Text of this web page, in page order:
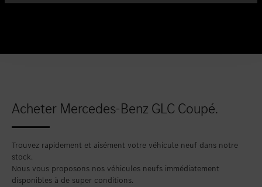
Acheter Mercedes-Benz GLC Coupé.
Trouvez rapidement et aisément votre véhicule neuf dans notre
stock.
Nous vous proposons nos véhicules neufs immédiatement
disponibles à de super conditions.